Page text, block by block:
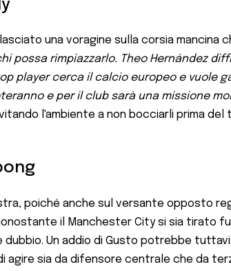
una voragine sulla corsia mancina
possa rimpiazzarlo. Theo Hernández
player cerca il calcio europeo e vuole
e per il club sarà una missione
l'ambiente a non bocciarli prima
poiché anche sul versante opposto
il Manchester City si sia tirato
Un addio di Gusto potrebbe
agire sia da difensore centrale che da